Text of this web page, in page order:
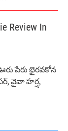
Review In
పేరు భైరవకోన
వైవా హర్ష,